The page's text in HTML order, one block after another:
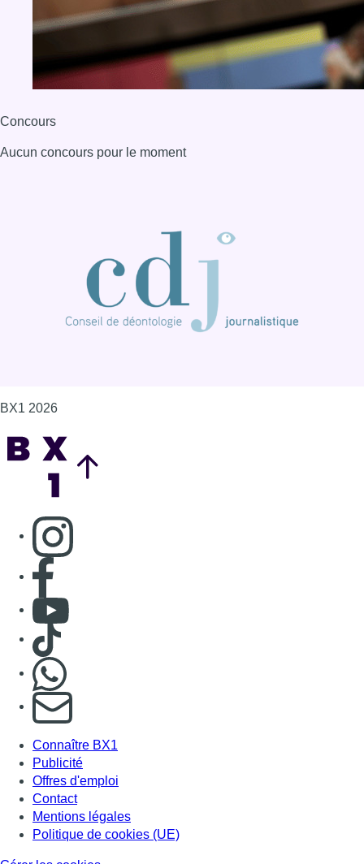
Concours
Aucun concours pour le moment
BX1 2026
Consulter page Instagram
Consulter page Facebook
Consulter Youtube
Consulter TikTok
S'abonner à notre newsletter
Connaître BX1
Publicité
Offres d'emploi
Contact
Mentions légales
Politique de cookies (UE)